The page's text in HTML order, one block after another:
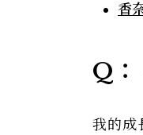
香
Q：
我的成